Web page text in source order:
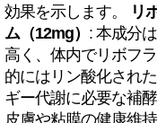
効果を示します。
リ
ム（12mg） : 本成分
高く、体内でリボフ
的にはリン酸化され
ギー代謝に必要な補
皮膚や粘膜の健康維